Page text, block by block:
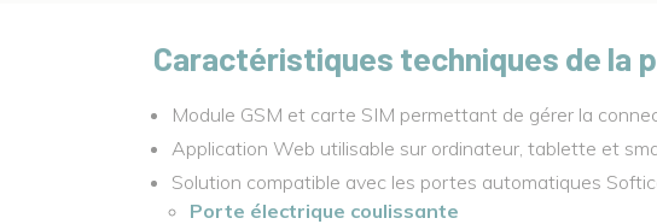
Caractéristiques techniques de la
Module GSM et carte SIM permettant de gérer la
Application Web utilisable sur ordinateur, tablette et
Solution compatible avec les portes automatiques
Porte électrique coulissante